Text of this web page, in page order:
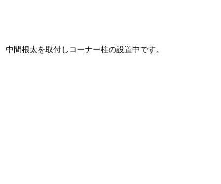
中間根太を取付しコーナー柱の設置中です。